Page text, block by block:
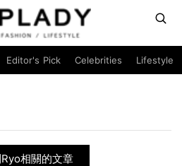
Editor's Pick Celebrities Lifestyle
相關的文章